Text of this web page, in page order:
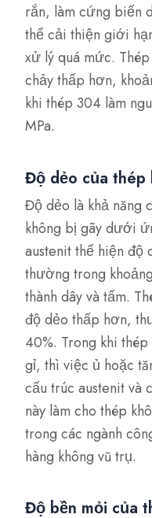
rắn, làm cứng biến
thể cải thiện giới
xử lý quá mức.
chảy thấp hơn,
khi thép 304 làm
MPa.
Độ dẻo của thép
Độ dẻo là khả năng
không bị gãy dưới
austenit thể hiện độ
thường trong
thành dây và tấm.
độ dẻo thấp hơn,
40%. Trong khi
gỉ, thì việc ủ hoặc
cấu trúc austenit và
này làm cho thép
trong các ngành
hàng không vũ trụ.
Độ bền mỏi của